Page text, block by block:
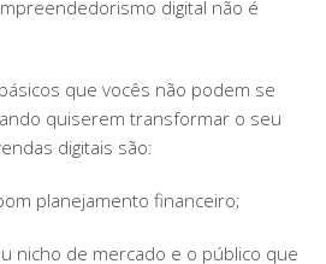
digital não é
que vocês não podem se
quiserem transformar o seu
digitais são:
planejamento financeiro;
nicho de mercado e o público que